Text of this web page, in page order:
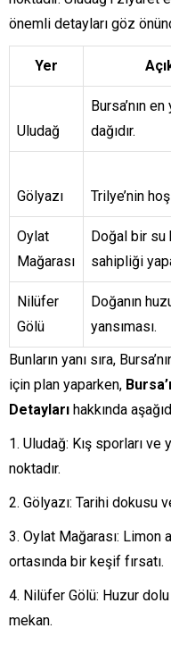
önemli detayları göz
Yer
Uludağ
Bursa’nın
dağıdır.
Gölyazı Trilye’nin
Oylat
Mağarası
Doğal bir su
sahipliği
Nilüfer
Gölü
Doğanın
yansıması.
Bunların yanı sıra,
için plan yaparken,
Detayları hakkında
Uludağ: Kış sporları
noktadır.
Gölyazı: Tarihi dokusu
Oylat Mağarası: Limon
ortasında bir keşif fırsatı.
Nilüfer Gölü: Huzur
mekan.